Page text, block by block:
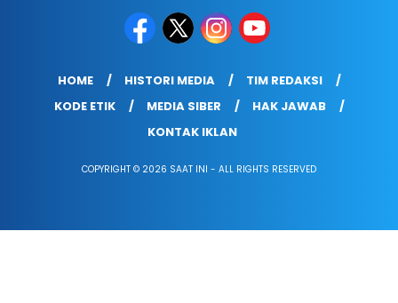
HOME HISTORI MEDIA
TIM REDAKSI
KODE ETIK
MEDIA SIBER
HAK JAWAB
KONTAK IKLAN
COPYRIGHT © 2026 SAAT INI - ALL RIGHTS RESERVED